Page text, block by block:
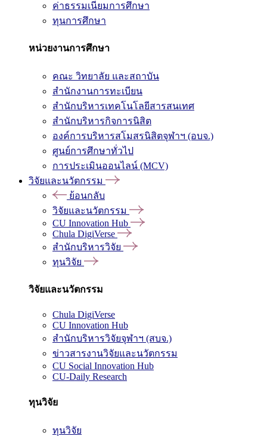
ค่าธรรมเนียมการศึกษา
ทุนการศึกษา
หน่วยงานการศึกษา
คณะ วิทยาลัย และสถาบัน
สำนักงานการทะเบียน
สำนักบริหารเทคโนโลยีสารสนเทศ
สำนักบริหารกิจการนิสิต
องค์การบริหารสโมสรนิสิตจุฬาฯ (อบจ.)
ศูนย์การศึกษาทั่วไป
การประเมินออนไลน์ (MCV)
วิจัยและนวัตกรรม
ย้อนกลับ
วิจัยและนวัตกรรม
CU Innovation Hub
Chula DigiVerse
สำนักบริหารวิจัย
ทุนวิจัย
วิจัยและนวัตกรรม
Chula DigiVerse
CU Innovation Hub
สำนักบริหารวิจัยจุฬาฯ (สบจ.)
ข่าวสารงานวิจัยและนวัตกรรม
CU Social Innovation Hub
CU-Daily Research
ทุนวิจัย
ทุนวิจัย